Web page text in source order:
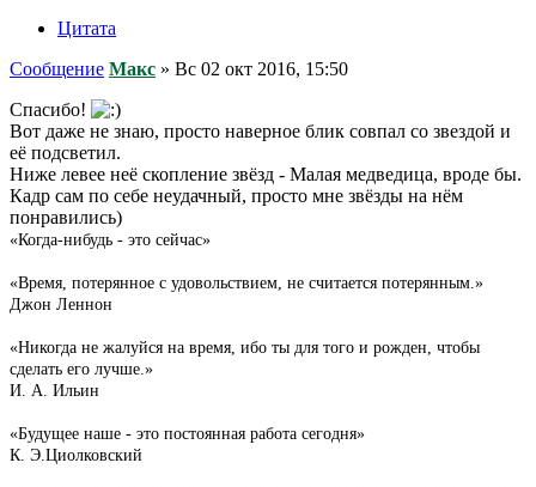
Цитата
Сообщение Макс » Вс 02 окт 2016, 15:50
Спасибо!
Вот даже не знаю, просто наверное блик совпал со звездой и
её подсветил.
Ниже левее неё скопление звёзд - Малая медведица, вроде бы.
Кадр сам по себе неудачный, просто мне звёзды на нём
понравились)
«Когда-нибудь - это сейчас»
«Время, потерянное с удовольствием, не считается потерянным.»
Джон Леннон
«Никогда не жалуйся на время, ибо ты для того и рожден, чтобы
сделать его лучше.»
И. А. Ильин
«Будущее наше - это постоянная работа сегодня»
К. Э.Циолковский